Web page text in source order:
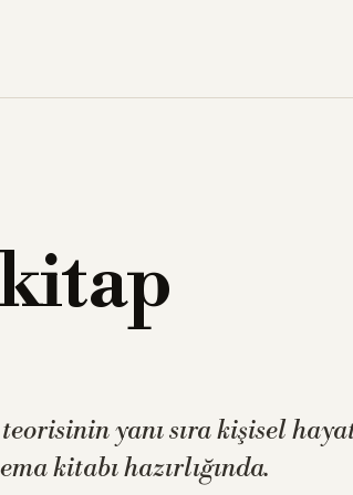
yanı sıra kişisel
kitabı hazırlığında.